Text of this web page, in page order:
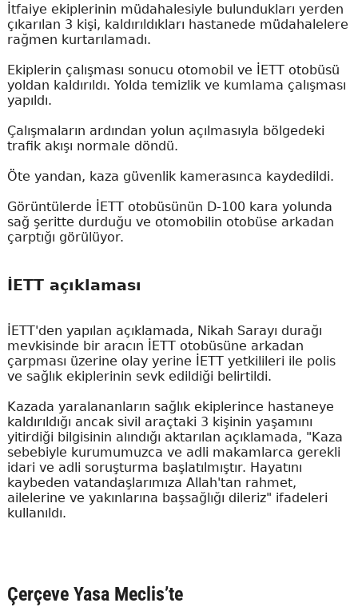
İtfaiye ekiplerinin müdahalesiyle bulundukları yerden
çıkarılan 3 kişi, kaldırıldıkları hastanede müdahalelere
rağmen kurtarılamadı.
Ekiplerin çalışması sonucu otomobil ve İETT otobüsü
yoldan kaldırıldı. Yolda temizlik ve kumlama çalışması
yapıldı.
Çalışmaların ardından yolun açılmasıyla bölgedeki
trafik akışı normale döndü.
Öte yandan, kaza güvenlik kamerasınca kaydedildi.
Görüntülerde İETT otobüsünün D-100 kara yolunda
sağ şeritte durduğu ve otomobilin otobüse arkadan
çarptığı görülüyor.
İETT açıklaması
İETT'den yapılan açıklamada, Nikah Sarayı durağı
mevkisinde bir aracın İETT otobüsüne arkadan
çarpması üzerine olay yerine İETT yetkilileri ile polis
ve sağlık ekiplerinin sevk edildiği belirtildi.
Kazada yaralananların sağlık ekiplerince hastaneye
kaldırıldığı ancak sivil araçtaki 3 kişinin yaşamını
yitirdiği bilgisinin alındığı aktarılan açıklamada, "Kaza
sebebiyle kurumumuzca ve adli makamlarca gerekli
idari ve adli soruşturma başlatılmıştır. Hayatını
kaybeden vatandaşlarımıza Allah'tan rahmet,
ailelerine ve yakınlarına başsağlığı dileriz" ifadeleri
kullanıldı.
Çerçeve Yasa Meclis’te